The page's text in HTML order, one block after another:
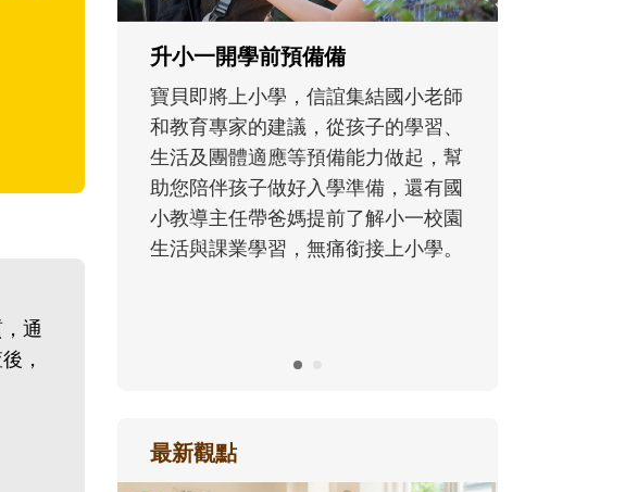
通
，
學，信誼集結國小老師
建議，從孩子的學習、
應等預備能力做起，幫
好入學準備，還有國
爸媽提前了解小一校園
習，無痛銜接上小學。
體遊戲，到獨立自主、角色認同及解
決問題的能力養成。爸爸正嘗試用不
同的模樣，參與孩子每個重要的成長
歷程。
最新觀點